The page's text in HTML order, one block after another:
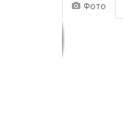
Фото